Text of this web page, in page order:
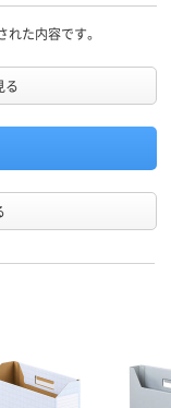
れた内容です。
る